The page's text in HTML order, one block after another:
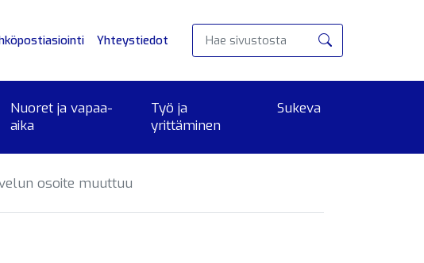
Yhteystiedot
Hae
Nuoret ja vapaa-
aika
Työ ja
yrittäminen
Sukeva
osoite muuttuu